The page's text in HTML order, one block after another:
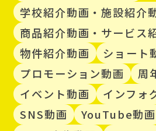
学校紹介動画・施設紹介
商品紹介動画・サービス
物件紹介動画
ショート
プロモーション動画
周
イベント動画
インフォ
SNS動画
YouTube動画